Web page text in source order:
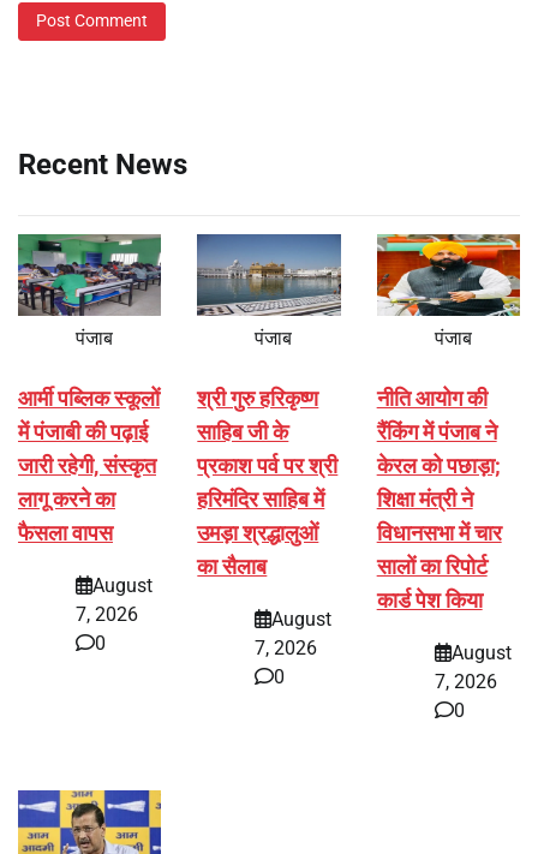
Recent News
पंजाब
आर्मी पब्लिक स्कूलों
में पंजाबी की पढ़ाई
जारी रहेगी, संस्कृत
लागू करने का
फैसला वापस
August
7, 2026
0
पंजाब
श्री गुरु हरिकृष्ण
साहिब जी के
प्रकाश पर्व पर श्री
हरिमंदिर साहिब में
उमड़ा श्रद्धालुओं
का सैलाब
August
7, 2026
0
पंजाब
नीति आयोग की
रैंकिंग में पंजाब ने
केरल को पछाड़ा;
शिक्षा मंत्री ने
विधानसभा में चार
सालों का रिपोर्ट
कार्ड पेश किया
August
7, 2026
0